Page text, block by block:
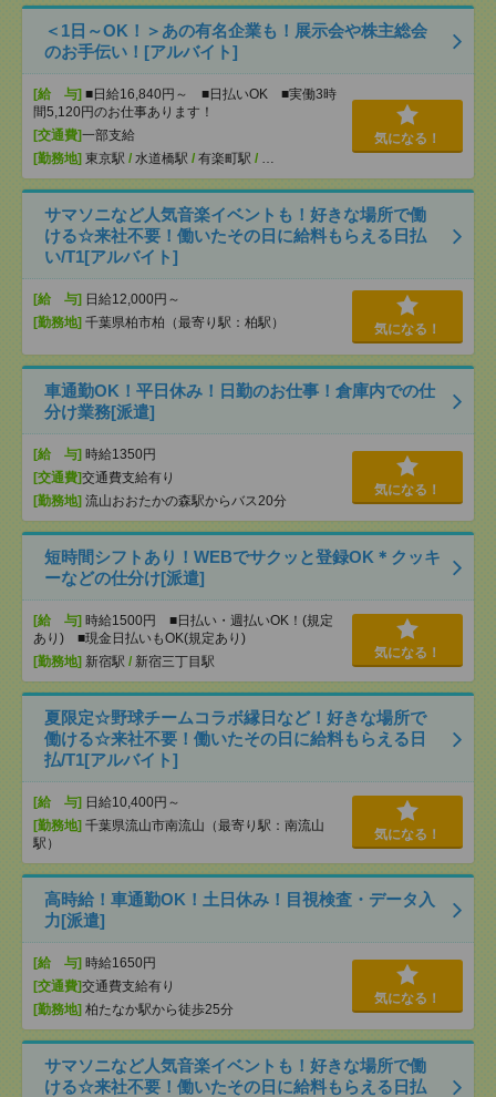
＜1日～OK！＞あの有名企業も！展示会や株主総会
のお手伝い！[アルバイト]
[給 与] ■日給16,840円～ ■日払いOK ■実働3時
間5,120円のお仕事あります！
[交通費]一部支給
[勤務地] 東京駅 / 水道橋駅 / 有楽町駅 / …
気になる！
サマソニなど人気音楽イベントも！好きな場所で働
ける☆来社不要！働いたその日に給料もらえる日払
い/T1[アルバイト]
[給 与] 日給12,000円～
[勤務地] 千葉県柏市柏（最寄り駅：柏駅） 気になる！
車通勤OK！平日休み！日勤のお仕事！倉庫内での仕
分け業務[派遣]
[給 与] 時給1350円
[交通費]交通費支給有り
[勤務地] 流山おおたかの森駅からバス20分
気になる！
短時間シフトあり！WEBでサクッと登録OK＊クッキ
ーなどの仕分け[派遣]
[給 与] 時給1500円 ■日払い・週払いOK！(規定
あり) ■現金日払いもOK(規定あり)
[勤務地] 新宿駅 / 新宿三丁目駅
気になる！
夏限定☆野球チームコラボ縁日など！好きな場所で
働ける☆来社不要！働いたその日に給料もらえる日
払/T1[アルバイト]
[給 与] 日給10,400円～
[勤務地] 千葉県流山市南流山（最寄り駅：南流山
駅）
気になる！
高時給！車通勤OK！土日休み！目視検査・データ入
力[派遣]
[給 与] 時給1650円
[交通費]交通費支給有り
[勤務地] 柏たなか駅から徒歩25分
気になる！
サマソニなど人気音楽イベントも！好きな場所で働
ける☆来社不要！働いたその日に給料もらえる日払